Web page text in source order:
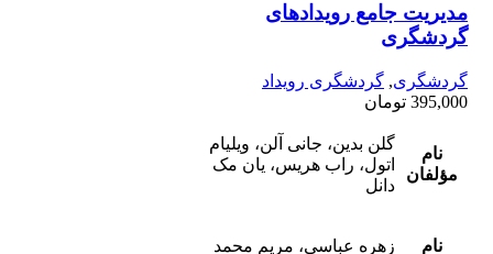
مدیریت جامع رویدادهای
گردشگری
گردشگری, گردشگری رویداد
395,000 تومان
نام
مؤلفان
گلن بدین، جانی آلن، ویلیام
اتول، راب هریس، یان مک
دانل
نام زهره عباسی، مریم محمد